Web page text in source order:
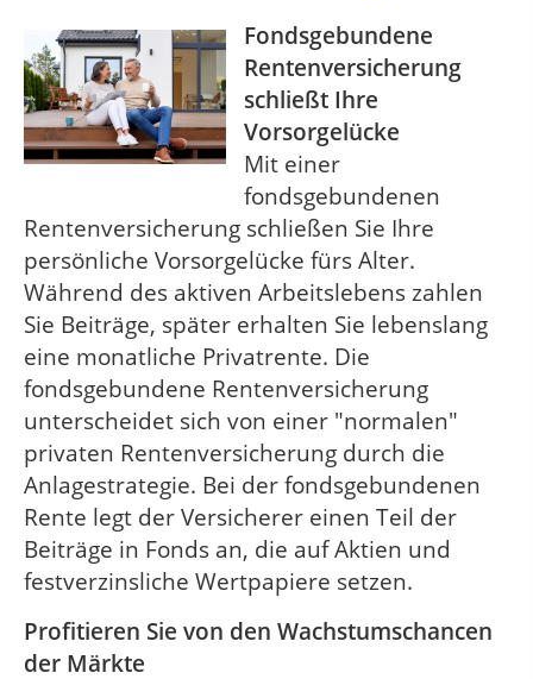
Fondsgebundene
Rentenversicherung
schließt Ihre
Vorsorgelücke
Mit einer
fondsgebundenen
Rentenversicherung schließen Sie Ihre
persönliche Vorsorgelücke fürs Alter.
Während des aktiven Arbeitslebens zahlen
Sie Beiträge, später erhalten Sie lebenslang
eine monatliche Privatrente. Die
fondsgebundene Rentenversicherung
unterscheidet sich von einer "normalen"
privaten Rentenversicherung durch die
Anlagestrategie. Bei der fondsgebundenen
Rente legt der Versicherer einen Teil der
Beiträge in Fonds an, die auf Aktien und
festverzinsliche Wertpapiere setzen.
Profitieren Sie von den Wachstumschancen
der Märkte